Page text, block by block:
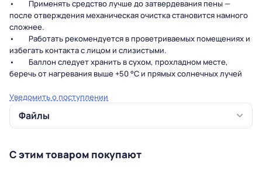
• Применять средство лучше до затвердевания пены —
после отверждения механическая очистка становится намного
сложнее.
• Работать рекомендуется в проветриваемых помещениях и
избегать контакта с лицом и слизистыми.
• Баллон следует хранить в сухом, прохладном месте,
беречь от нагревания выше +50 °C и прямых солнечных лучей
Уведомить о поступлении
Файлы
С этим товаром покупают